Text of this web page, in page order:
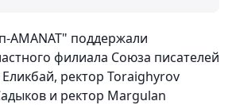
AMANAT" поддержали
филиала Союза писателей
ректор Toraighyrov
и ректор Margulan